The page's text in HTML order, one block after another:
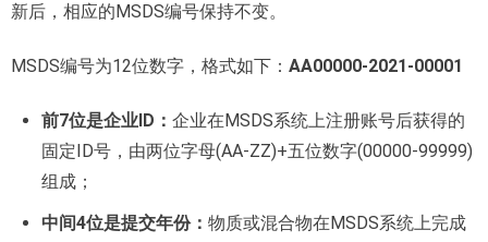
新后，相应的MSDS编号保持不变。
MSDS编号为12位数字，格式如下： AA00000-2021-00001
前7位是企业ID： 企业在MSDS系统上注册账号后获得的
固定ID号，由两位字母(AA-ZZ)+五位数字(00000-99999)
组成；
中间4位是提交年份： 物质或混合物在MSDS系统上完成